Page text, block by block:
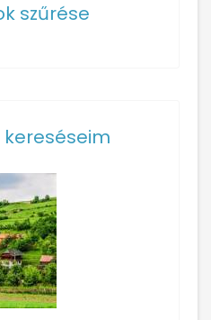
szűrése